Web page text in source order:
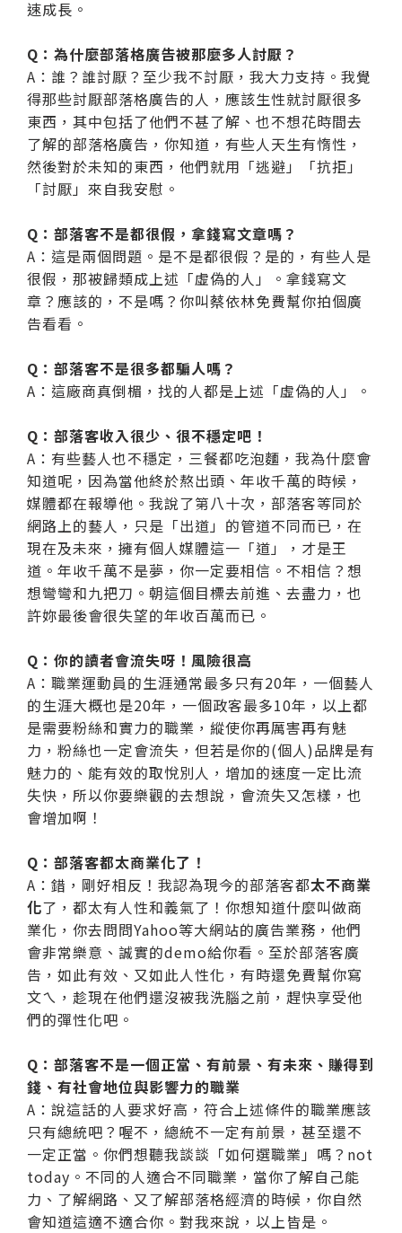
速成長。
Q：為什麼部落格廣告被那麼多人討厭？
A：誰？誰討厭？至少我不討厭，我大力支持。我覺
得那些討厭部落格廣告的人，應該生性就討厭很多
東西，其中包括了他們不甚了解、也不想花時間去
了解的部落格廣告，你知道，有些人天生有惰性，
然後對於未知的東西，他們就用「逃避」「抗拒」
「討厭」來自我安慰。
Q：部落客不是都很假，拿錢寫文章嗎？
A：這是兩個問題。是不是都很假？是的，有些人是
很假，那被歸類成上述「虛偽的人」。拿錢寫文
章？應該的，不是嗎？你叫蔡依林免費幫你拍個廣
告看看。
Q：部落客不是很多都騙人嗎？
A：這廠商真倒楣，找的人都是上述「虛偽的人」。
Q：部落客收入很少、很不穩定吧！
A：有些藝人也不穩定，三餐都吃泡麵，我為什麼會
知道呢，因為當他終於熬出頭、年收千萬的時候，
媒體都在報導他。我說了第八十次，部落客等同於
網路上的藝人，只是「出道」的管道不同而已，在
現在及未來，擁有個人媒體這一「道」，才是王
道。年收千萬不是夢，你一定要相信。不相信？想
想彎彎和九把刀。朝這個目標去前進、去盡力，也
許妳最後會很失望的年收百萬而已。
Q：你的讀者會流失呀！風險很高
A：職業運動員的生涯通常最多只有20年，一個藝人
的生涯大概也是20年，一個政客最多10年，以上都
是需要粉絲和實力的職業，縱使你再厲害再有魅
力，粉絲也一定會流失，但若是你的(個人)品牌是有
魅力的、能有效的取悅別人，增加的速度一定比流
失快，所以你要樂觀的去想說，會流失又怎樣，也
會增加啊！
Q：部落客都太商業化了！
A：錯，剛好相反！我認為現今的部落客都太不商業
化了，都太有人性和義氣了！你想知道什麼叫做商
業化，你去問問Yahoo等大網站的廣告業務，他們
會非常樂意、誠實的demo給你看。至於部落客廣
告，如此有效、又如此人性化，有時還免費幫你寫
文ㄟ，趁現在他們還沒被我洗腦之前，趕快享受他
們的彈性化吧。
Q：部落客不是一個正當、有前景、有未來、賺得到
錢、有社會地位與影響力的職業
A：說這話的人要求好高，符合上述條件的職業應該
只有總統吧？喔不，總統不一定有前景，甚至還不
一定正當。你們想聽我談談「如何選職業」嗎？not
today。不同的人適合不同職業，當你了解自己能
力、了解網路、又了解部落格經濟的時候，你自然
會知道這適不適合你。對我來說，以上皆是。